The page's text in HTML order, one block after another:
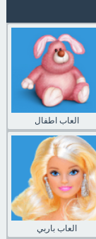
العاب اطفال
العاب باربي